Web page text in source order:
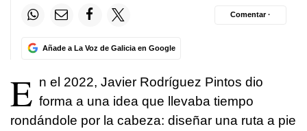
Añade a La Voz de Galicia en Google
Comentar ·
E n el 2022, Javier Rodríguez Pintos dio
forma a una idea que llevaba tiempo
rondándole por la cabeza: diseñar una ruta a pie